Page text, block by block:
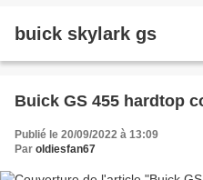
buick skylark gs
Buick GS 455 hardtop
Publié le 20/09/2022 à 13:09
Par oldiesfan67